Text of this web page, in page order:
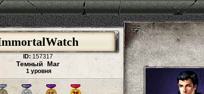
ID: 157317
Темный Маг
1 уровня